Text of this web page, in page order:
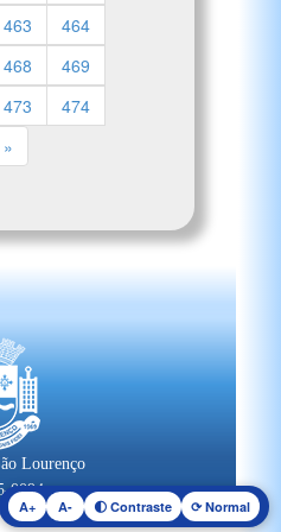
A+ A- 🌓 Contraste ⟳ Normal
463
464
468
469
473
474
»
Lourenço
0094